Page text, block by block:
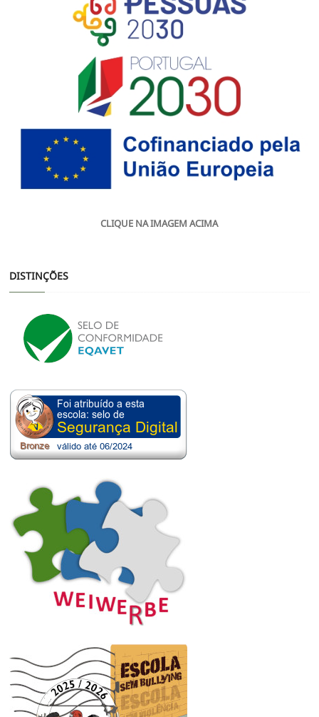
CLIQUE NA IMAGEM ACIMA
DISTINÇÕES